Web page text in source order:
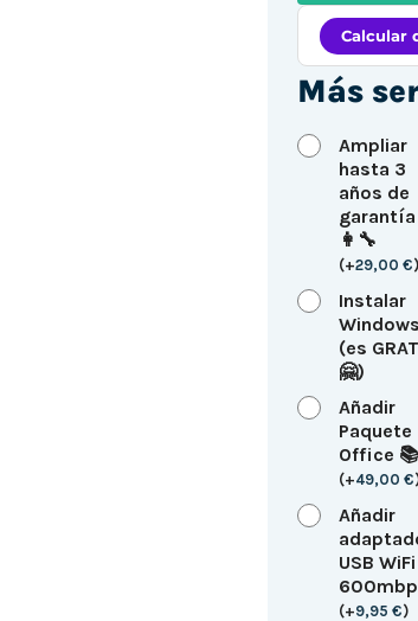
Más
Ampliar
hasta 3
años de
garantía
👩‍🔧
(+29,00 €)
Instalar
Windows
(es
🤗)
Añadir
Paquete
Office 📚
(+49,00 €
Añadir
USB WiFi
(+9,95 €)